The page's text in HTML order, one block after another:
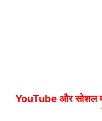
YouTube और सोशल